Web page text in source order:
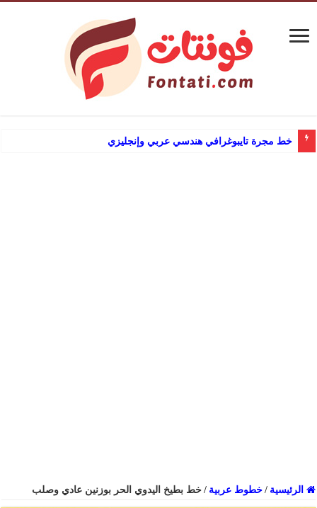
خط مخطوطات عب
الرئيسية / خطوط عربية / خط بطيخ اليدوي الحر بوزنين عادي وصلب